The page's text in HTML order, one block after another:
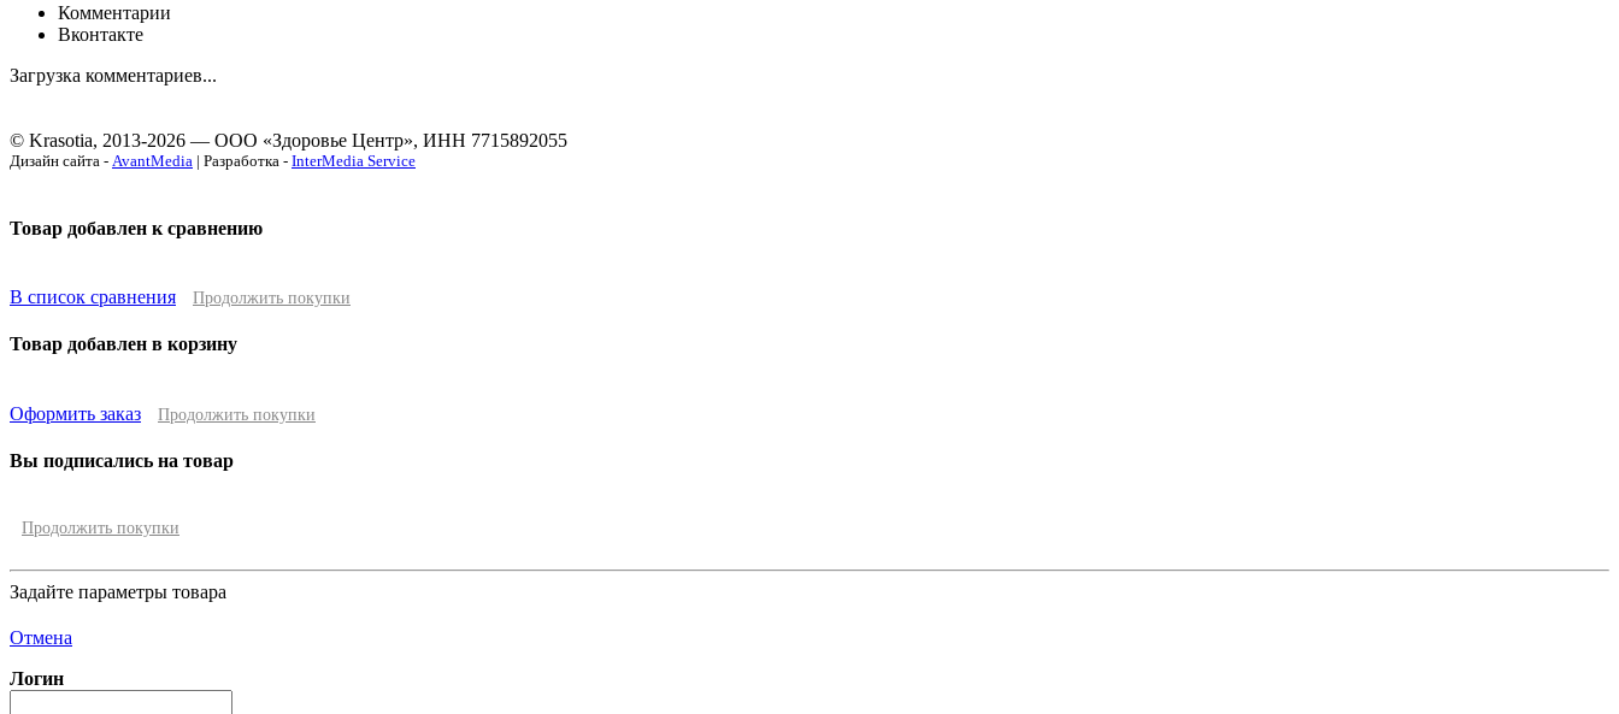
Комментарии
Вконтакте
Загрузка комментариев...
© Krasotia, 2013-2026 — ООО «Здоровье Центр», ИНН 7715892055
Дизайн сайта - AvantMedia | Разработка - InterMedia Service
Товар добавлен к сравнению
В список сравнения Продолжить покупки
Товар добавлен в корзину
Оформить заказ Продолжить покупки
Вы подписались на товар
Продолжить покупки
Задайте параметры товара
Отмена
Логин